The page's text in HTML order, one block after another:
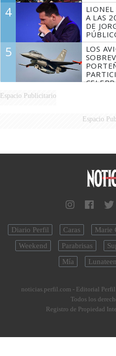
4
LIONEL
A LAS
DE
5
LOS
Espacio Publicitario
Espacio
Diario Perfil Caras Marie
Weekend
Parabrisas
Mía
Lunateen
noticias.perfil.com - Editorial Perfil
Todos los
Registro de Propiedad